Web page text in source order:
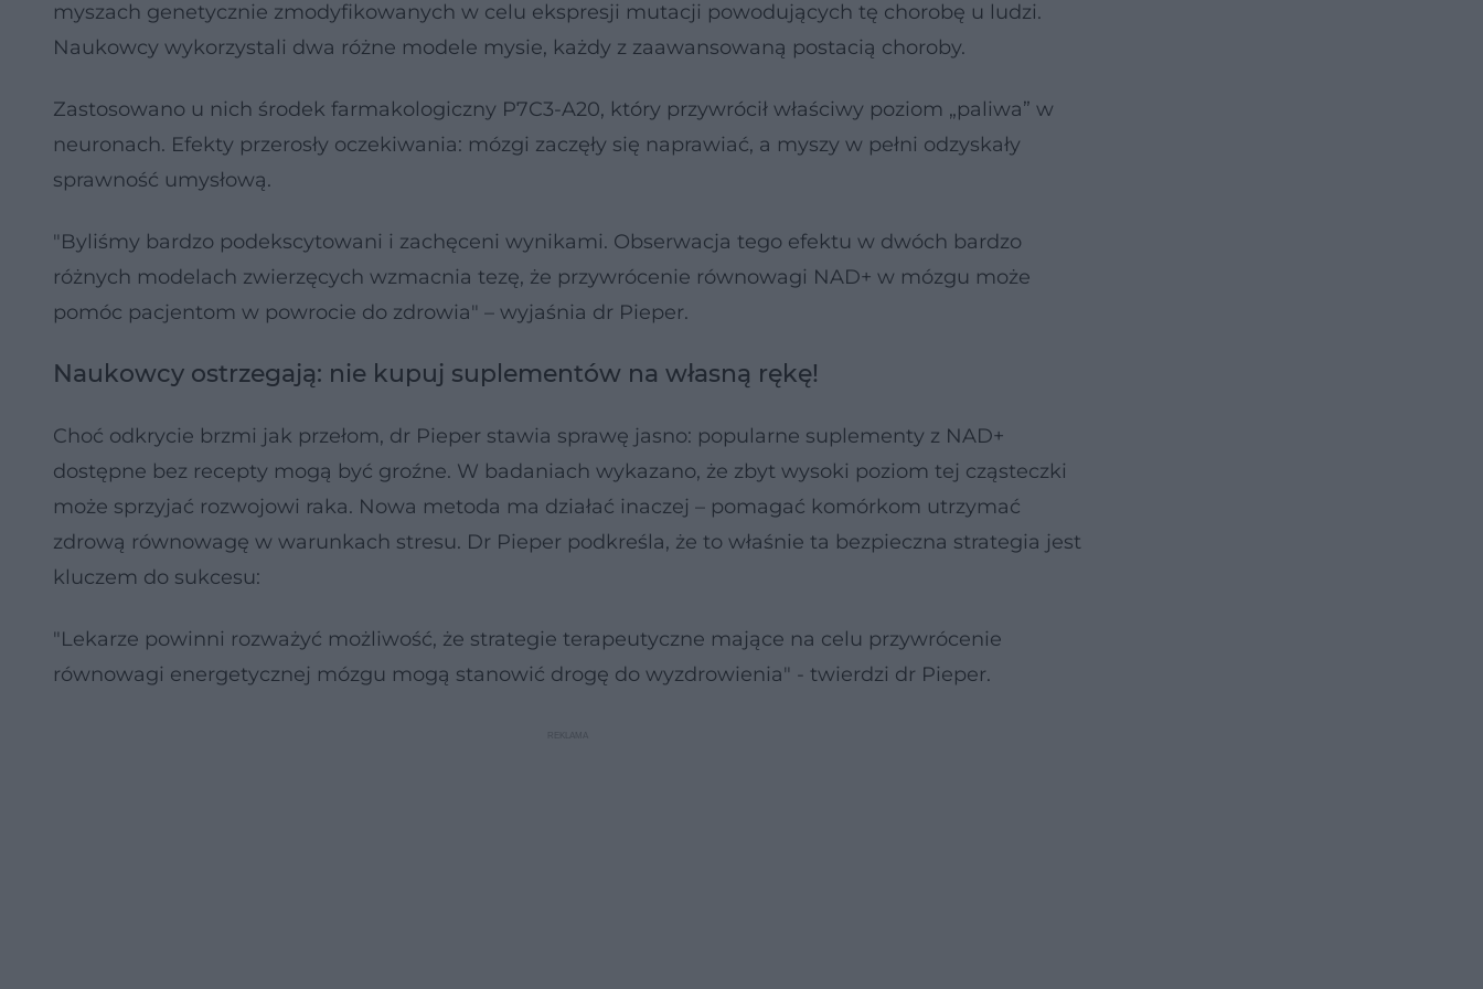
myszach genetycznie zmodyfikowanych w celu ekspresji mutacji powodujących tę chorobę u ludzi.
Naukowcy wykorzystali dwa różne modele mysie, każdy z zaawansowaną postacią choroby.
Zastosowano u nich środek farmakologiczny P7C3-A20, który przywrócił właściwy poziom „paliwa” w
neuronach. Efekty przerosły oczekiwania: mózgi zaczęły się naprawiać, a myszy w pełni odzyskały
sprawność umysłową.
"Byliśmy bardzo podekscytowani i zachęceni wynikami. Obserwacja tego efektu w dwóch bardzo
różnych modelach zwierzęcych wzmacnia tezę, że przywrócenie równowagi NAD+ w mózgu może
pomóc pacjentom w powrocie do zdrowia" – wyjaśnia dr Pieper.
Naukowcy ostrzegają: nie kupuj suplementów na własną rękę!
Choć odkrycie brzmi jak przełom, dr Pieper stawia sprawę jasno: popularne suplementy z NAD+
dostępne bez recepty mogą być groźne. W badaniach wykazano, że zbyt wysoki poziom tej cząsteczki
może sprzyjać rozwojowi raka. Nowa metoda ma działać inaczej – pomagać komórkom utrzymać
zdrową równowagę w warunkach stresu. Dr Pieper podkreśla, że to właśnie ta bezpieczna strategia jest
kluczem do sukcesu:
"Lekarze powinni rozważyć możliwość, że strategie terapeutyczne mające na celu przywrócenie
równowagi energetycznej mózgu mogą stanowić drogę do wyzdrowienia" - twierdzi dr Pieper.